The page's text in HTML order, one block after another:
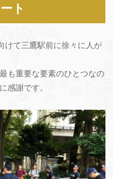
ト
けて三鷹駅前に徐々に人が
も重要な要素のひとつなの
感謝です。